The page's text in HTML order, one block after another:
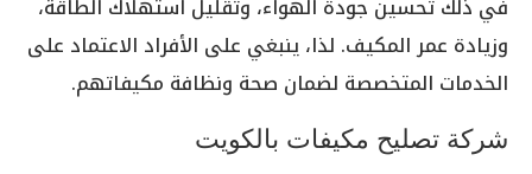
في ذلك تحسين جودة الهواء، وتقليل استهلاك الطاقة،
وزيادة عمر المكيف. لذا، ينبغي على الأفراد الاعتماد على
الخدمات المتخصصة لضمان صحة ونظافة مكيفاتهم.
شركة تصليح مكيفات بالكويت